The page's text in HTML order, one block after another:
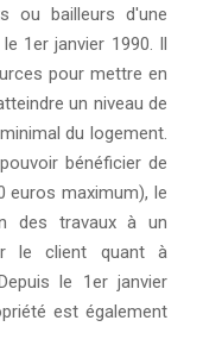
ou bailleurs d'une
1er janvier 1990. Il
pour mettre en
un niveau de
du logement.
bénéficier de
euros maximum), le
des travaux à un
le client quant à
le 1er janvier
est également